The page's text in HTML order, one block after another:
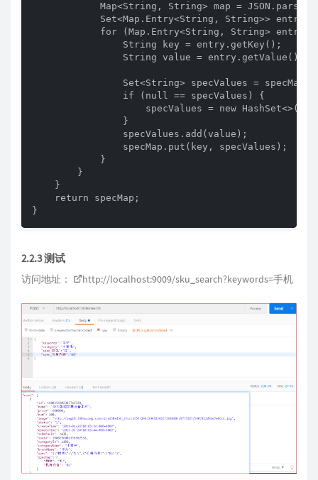
Map<String, String> map =
Set<Map.Entry<String, String>>
for (Map.Entry<String, String> entry
                String key = entry.getKey();
                String value = entry.getValue();
Set<String> specValues =
                if (null == specValues) {
                    specValues = new HashSet<>();
                }
                specValues.add(value);
                specMap.put(key, specValues);
            }
        }
    }
    return specMap;
}
2.2.3 测试
访问地址： http://localhost:9009/sku_search?keywords=手机